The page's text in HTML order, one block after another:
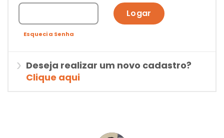
Logar
Esqueci a Senha
Deseja realizar um novo cadastro?
Clique aqui